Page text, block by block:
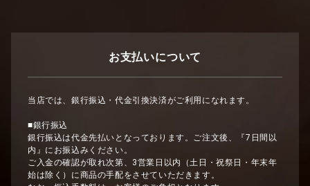
お支払いについて
当店では、銀行振込・代金引換決済がご利用になれます。
■銀行振込
銀行振込は代金先払いとなっております。ご注文後、『7日間以
内』にお振込みください。
ご入金の確認が取れ次第、3営業日以内（土日・祝祭日・年末年
始は除く）に商品の手配をさせていただきます。